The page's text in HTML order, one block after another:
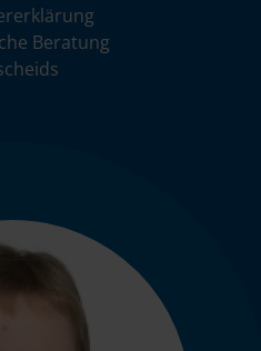
Beratung